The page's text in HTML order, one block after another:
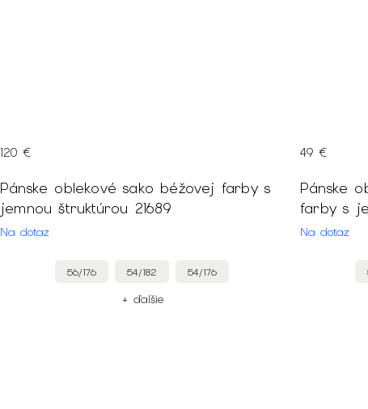
Pánske oblekové sako béžovej farby s
jemnou štruktúrou 21689
Na dotaz
120 €
56/176 54/182 54/176
+ ďalšie
Pánske
farby s
Na dotaz
49 €